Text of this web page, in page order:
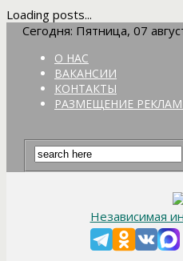
Loading posts...
Сегодня: Пятница, 07
О НАС
ВАКАНСИИ
КОНТАКТЫ
РАЗМЕЩЕНИЕ
Независимая